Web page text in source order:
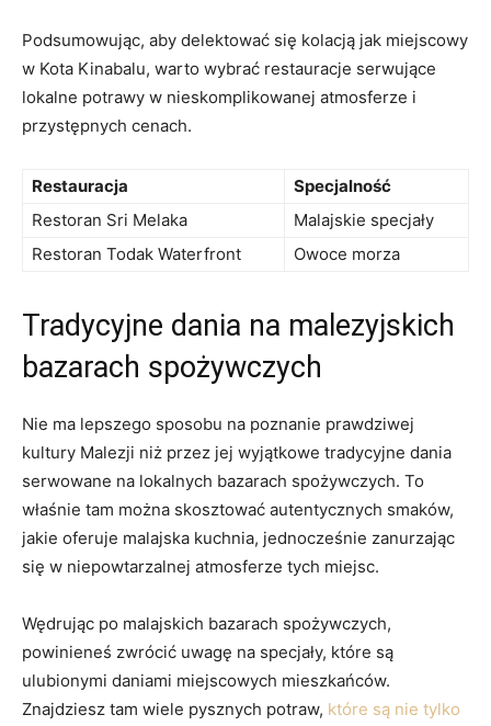
Podsumowując, aby delektować się kolacją jak miejscowy
w Kota Kinabalu, warto wybrać restauracje serwujące
lokalne potrawy w nieskomplikowanej atmosferze i
przystępnych cenach.
Restauracja
Specjalność
Restoran Sri Melaka
Malajskie specjały
Restoran Todak Waterfront
Owoce morza
Tradycyjne dania na malezyjskich
bazarach spożywczych
Nie ma lepszego sposobu na poznanie prawdziwej
kultury Malezji niż przez jej wyjątkowe tradycyjne dania
serwowane na lokalnych bazarach spożywczych. To
właśnie tam można skosztować autentycznych smaków,
jakie oferuje malajska kuchnia, jednocześnie zanurzając
się w niepowtarzalnej atmosferze tych miejsc.
Wędrując po malajskich bazarach spożywczych,
powinieneś zwrócić uwagę na specjały, które są
ulubionymi daniami miejscowych mieszkańców.
Znajdziesz tam wiele pysznych potraw, które są nie tylko